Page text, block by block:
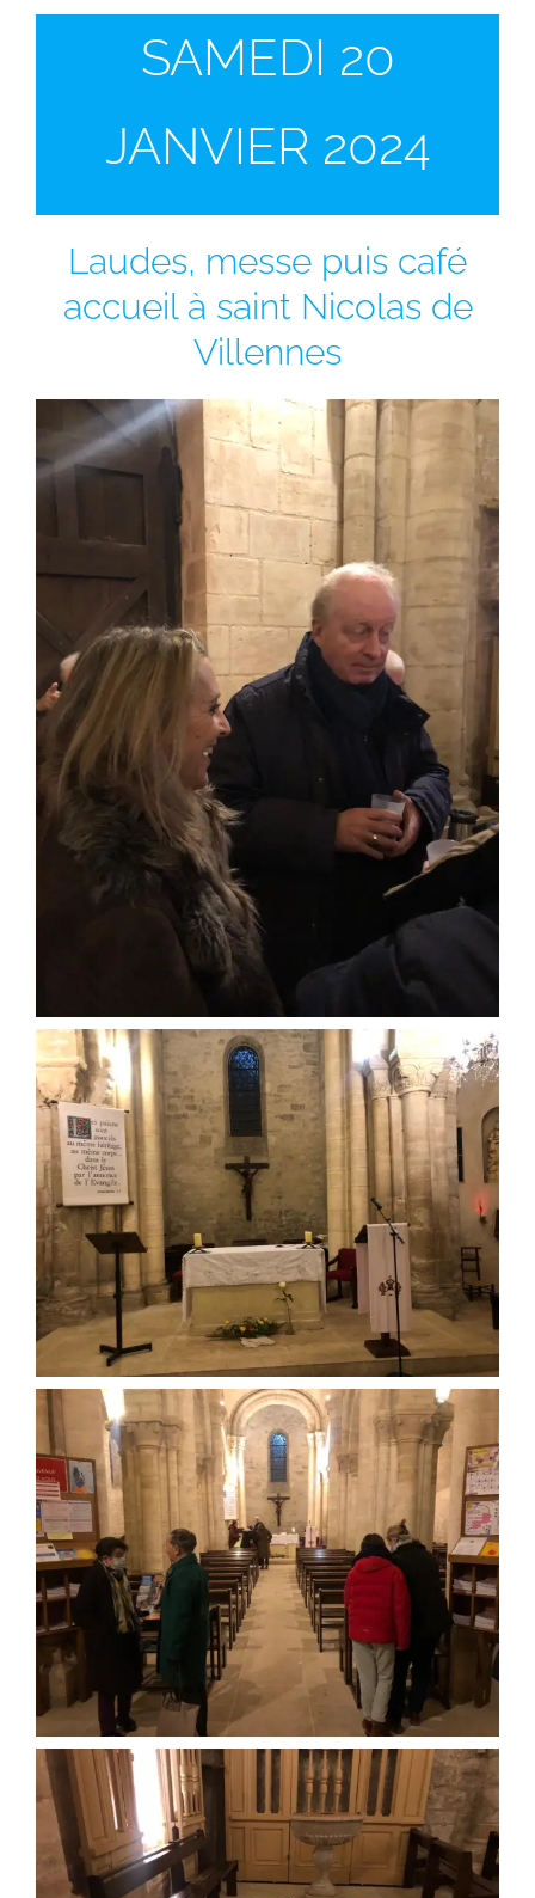
SAMEDI 20
JANVIER 2024
Laudes, messe puis café
accueil à saint Nicolas de
Villennes